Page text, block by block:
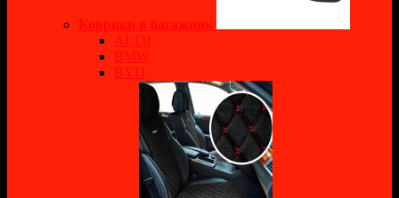
Коврики в багажник
AUDI
BMW
BYD